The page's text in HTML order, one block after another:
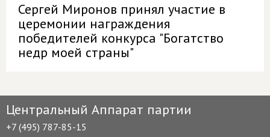
Сергей Миронов принял участие в
церемонии награждения
победителей конкурса "Богатство
недр моей страны"
Центральный Аппарат партии
+7 (495) 787-85-15